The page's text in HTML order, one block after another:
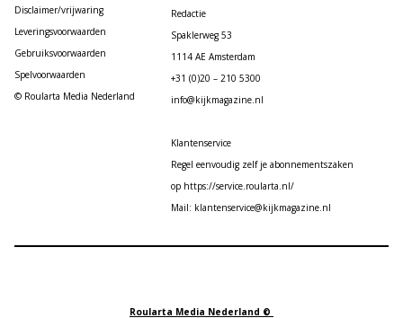
Disclaimer/vrijwaring
Leveringsvoorwaarden
Gebruiksvoorwaarden
Spelvoorwaarden
© Roularta Media Nederland
Redactie
Spaklerweg 53
1114 AE Amsterdam
+31 (0)20 – 210 5300
info@kijkmagazine.nl
Klantenservice
Regel eenvoudig zelf je abonnementszaken
op https://service.roularta.nl/
Mail: klantenservice@kijkmagazine.nl
Roularta Media Nederland ©